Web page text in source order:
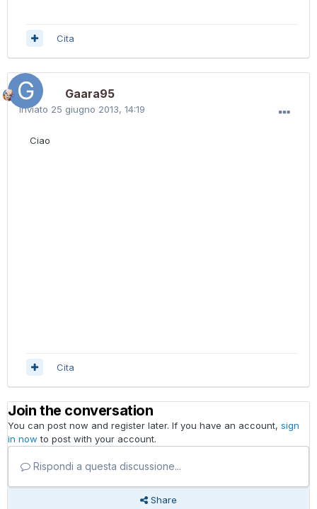
Cita
Gaara95
Inviato 25 giugno 2013, 14:19
Ciao
Cita
Join the conversation
You can post now and register later. If you have an account, sign
in now to post with your account.
Rispondi a questa discussione...
Share